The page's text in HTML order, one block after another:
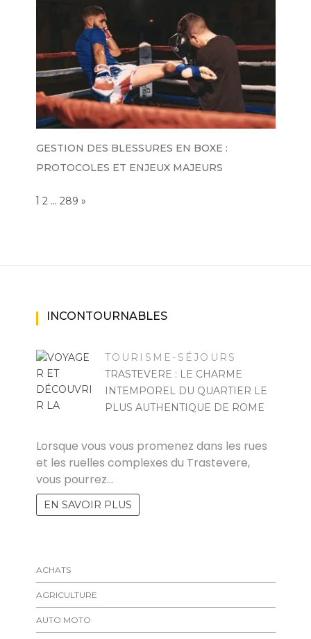
GESTION DES BLESSURES EN BOXE :
PROTOCOLES ET ENJEUX MAJEURS
Page:
1 2 … 289 NEXT
»
INCONTOURNABLES
TOURISME-SÉJOURS
TRASTEVERE : LE CHARME
INTEMPOREL DU QUARTIER LE
PLUS AUTHENTIQUE DE ROME
Lorsque vous vous promenez dans les rues
et les ruelles complexes du Trastevere,
vous pourrez…
EN SAVOIR PLUS
ACHATS
AGRICULTURE
AUTO MOTO